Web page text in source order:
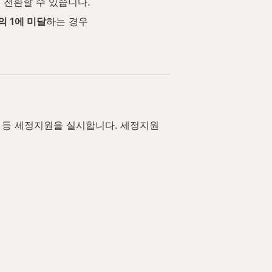
1에 미달하는 경우
세정지원을 실시합니다. 세정지원